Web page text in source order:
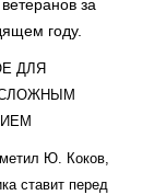
за
году.
ДЛЯ
Ю. Коков,
ставит перед